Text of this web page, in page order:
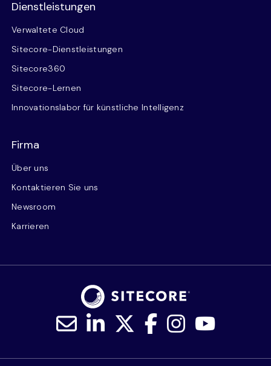
Dienstleistungen
Verwaltete Cloud
Sitecore-Dienstleistungen
Sitecore360
Sitecore-Lernen
Innovationslabor für künstliche Intelligenz
Firma
Über uns
Kontaktieren Sie uns
Newsroom
Karrieren